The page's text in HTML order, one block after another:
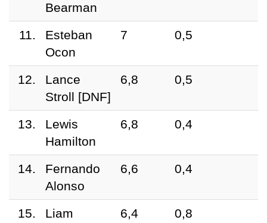
Bearman
11.
Esteban
Ocon
7 0,5
12.
Lance
Stroll [DNF]
6,8 0,5
13.
Lewis
Hamilton
6,8 0,4
14.
Fernando
Alonso
6,6 0,4
15.
Liam
6,4 0,8